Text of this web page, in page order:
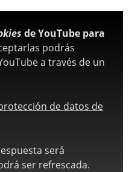
de YouTube para
podrás
a través de un
de datos de
será
ser refrescada.